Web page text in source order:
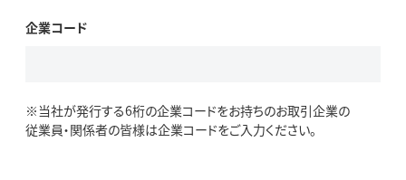
企業コード
※当社が発行する6桁の企業コードをお持ちのお取引企業の
従業員・関係者の皆様は企業コードをご入力ください。